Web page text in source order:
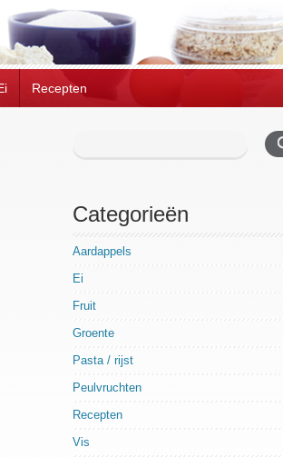
Recepten
Categorieën
Aardappels
Ei
Fruit
Groente
Pasta / rijst
Peulvruchten
Recepten
Vis